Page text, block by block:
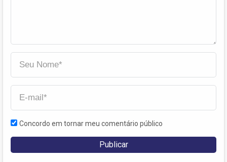
Concordo em tornar meu comentário público